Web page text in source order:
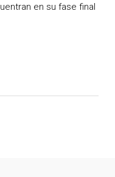
en su fase final